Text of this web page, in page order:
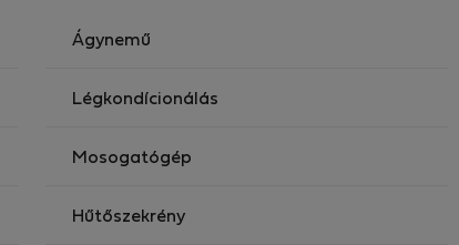
Ágynemű
Légkondícionálás
Mosogatógép
Hűtőszekrény